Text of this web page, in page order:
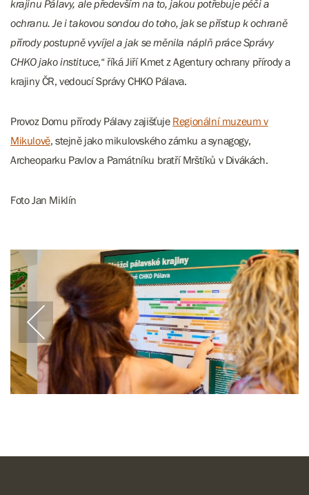
krajinu Pálavy, ale především na to, jakou potřebuje péči a
ochranu. Je i takovou sondou do toho, jak se přístup k ochraně
přírody postupně vyvíjel a jak se měnila náplň práce Správy
CHKO jako instituce,“ říká Jiří Kmet z Agentury ochrany přírody a
krajiny ČR, vedoucí Správy CHKO Pálava.
Provoz Domu přírody Pálavy zajišťuje Regionální muzeum v
Mikulově, stejně jako mikulovského zámku a synagogy,
Archeoparku Pavlov a Památníku bratří Mrštíků v Divákách.
Foto Jan Miklín